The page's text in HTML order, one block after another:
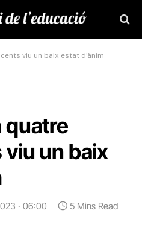
viu un baix estat d’ànim
quatre
un baix
· 06:00 5 Mins Read